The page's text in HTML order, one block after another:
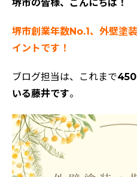
堺市の皆様、こんにちは！
堺市創業年数No.1、外壁塗
イントです！
ブログ担当は、これまで
いる藤井です。